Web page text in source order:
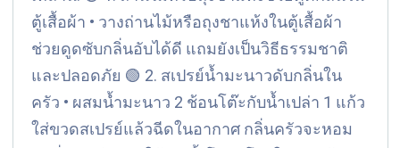
ตู้เสื้อผ้า • วางถ่านไม้หรือถุงชาแห้งในตู้เสื้อผ้า
ช่วยดูดซับกลิ่นอับได้ดี แถมยังเป็นวิธีธรรมชาติ
และปลอดภัย 🟢 2. สเปรย์น้ำมะนาวดับกลิ่นใน
ครัว • ผสมน้ำมะนาว 2 ช้อนโต๊ะกับน้ำเปล่า 1 แก้ว
ใส่ขวดสเปรย์แล้วฉีดในอากาศ กลิ่นครัวจะหอม